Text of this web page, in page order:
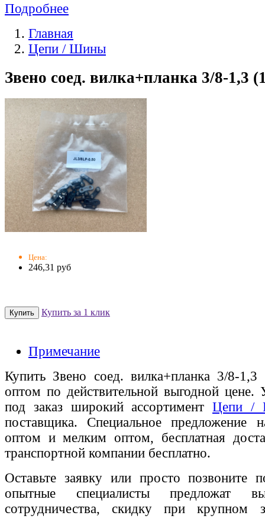
Подробнее
Главная
Цепи / Шины
Звено соед. вилка+планка 3/8-1,3
Цена:
246,31 руб
Купить за 1 клик
Примечание
Купить Звено соед. вилка+планка 3/8-
оптом по действительной выгодной
под заказ широкий ассортимент Цепи /
поставщика. Специальное предложение
оптом и мелким оптом, бесплатная
транспортной компании бесплатно.
Оставьте заявку или просто позвоните
опытные специалисты предложат
сотрудничества, скидку при крупном